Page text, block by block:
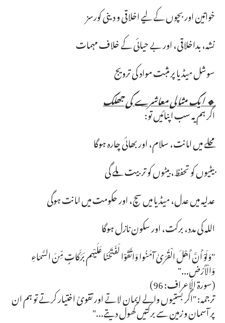
خواتین اور بچوں کے لیے اخلاقی و دینی کورسز
نشہ، بداخلاقی، اور بے حیائی کے خلاف مہمات
سوشل میڈیا پر مثبت مواد کی ترویج
🔹 ایک مثالی معاشرے کی جھلک
اگر ہم یہ سب اپنائیں تو:
محلے میں امانت، سلام، اور بھائی چارہ ہوگا
بیٹیوں کو تحفظ، بیٹوں کو تربیت ملے گی
عدلیہ میں عدل، میڈیا میں سچ، اور حکومت میں امانت ہوگی
اللہ کی مدد، برکت، اور سکون نازل ہوگا
"وَلَوْ أَنَّ أَهْلَ الْقُرَىٰ آمَنُوا وَاتَّقَوْا لَفَتَحْنَا عَلَيْهِم بَرَكَاتٍ مِّنَ السَّمَاءِ
وَالْأَرْضِ..."
(سورۃ الاعراف: 96)
ترجمہ: "اگر بستیوں والے ایمان لاتے اور تقویٰ اختیار کرتے تو ہم ان
پر آسمان و زمین سے برکتیں کھول دیتے..."